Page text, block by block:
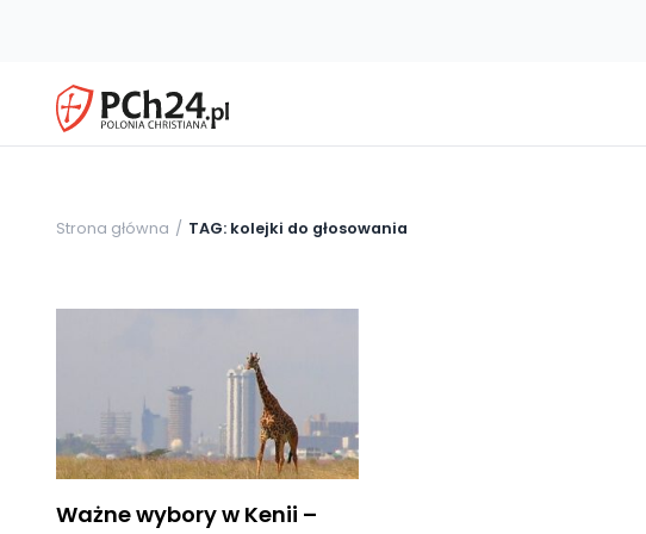
Strona główna TAG: kolejki do głosowania
Ważne wybory w Kenii –